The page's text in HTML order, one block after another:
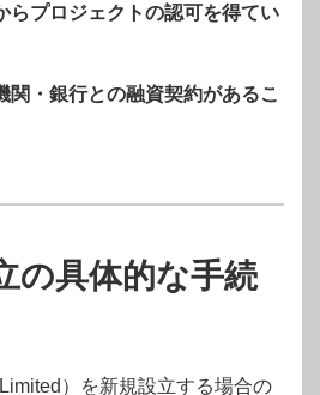
らプロジェクトの認可を得てい
関・銀行との融資契約があるこ
の具体的な手続
）を新規設立する場合の